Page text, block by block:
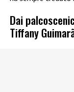
Dai
Tiffany